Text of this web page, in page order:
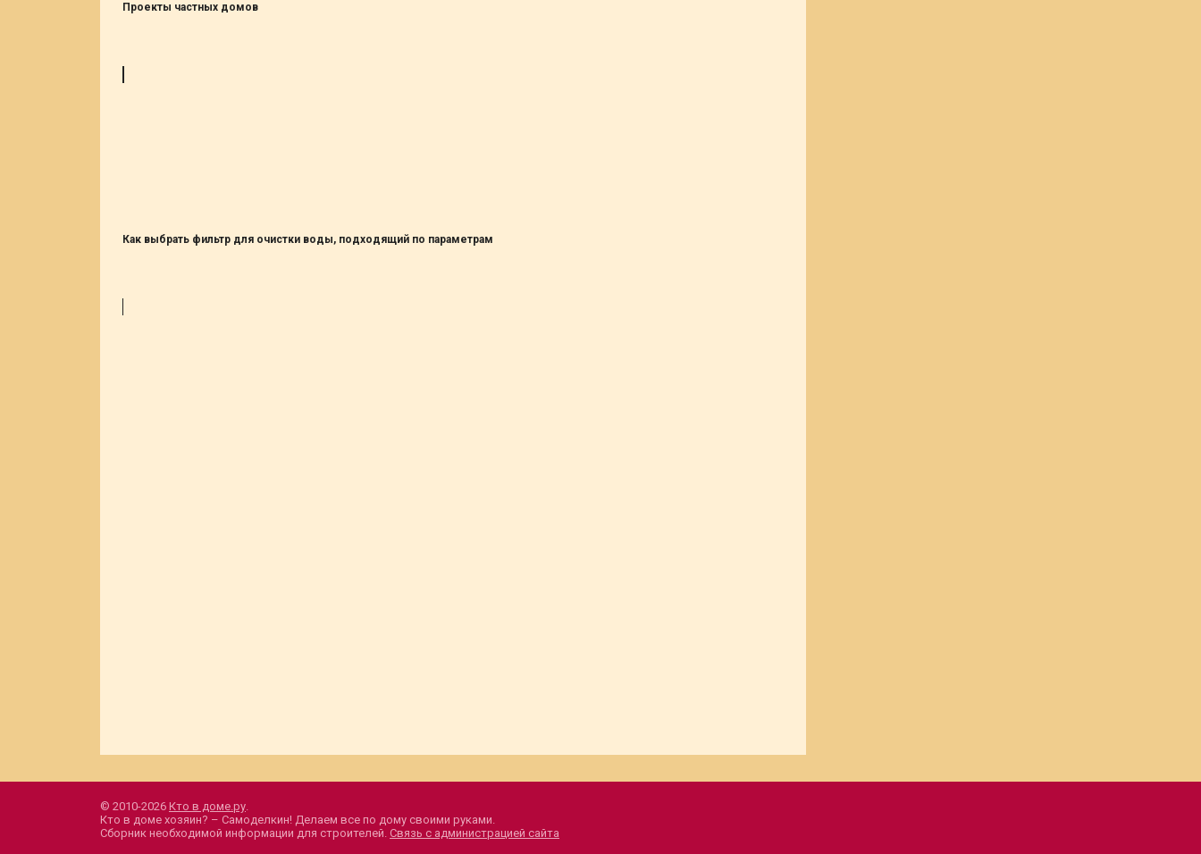
Проекты частных домов
Как выбрать фильтр для очистки воды, подходящий по параметрам
© 2010-2026 Кто в доме.ру.
Кто в доме хозяин? – Самоделкин! Делаем все по дому своими руками.
Сборник необходимой информации для строителей. Связь с администрацией сайта